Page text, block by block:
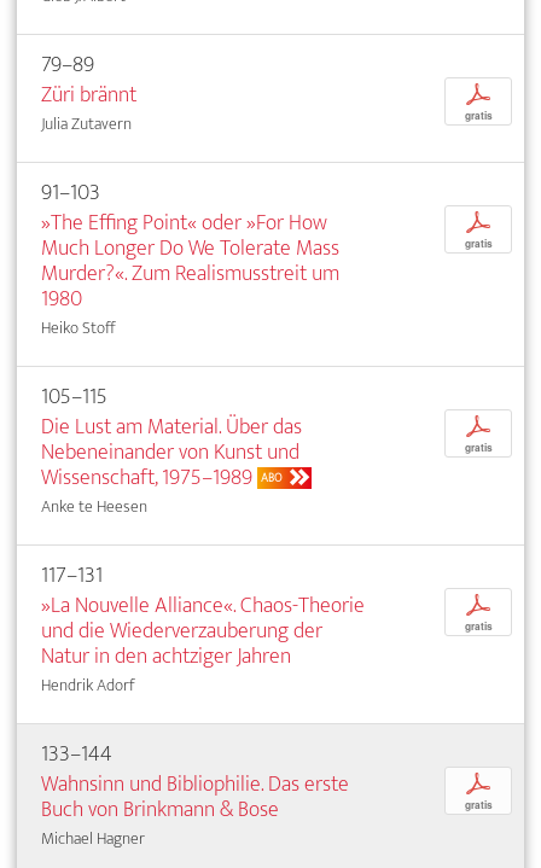
79–89
Züri brännt
Julia Zutavern
p
gratis
91–103
»The Effing Point« oder »For How
Much Longer Do We Tolerate Mass
Murder?«. Zum Realismusstreit um
1980
Heiko Stoff
p
gratis
105–115
Die Lust am Material. Über das
Nebeneinander von Kunst und
Wissenschaft, 1975–1989 ABO
Anke te Heesen
p
gratis
117–131
»La Nouvelle Alliance«. Chaos-Theorie
und die Wiederverzauberung der
Natur in den achtziger Jahren
Hendrik Adorf
p
gratis
133–144
Wahnsinn und Bibliophilie. Das erste
Buch von Brinkmann & Bose
Michael Hagner
p
gratis